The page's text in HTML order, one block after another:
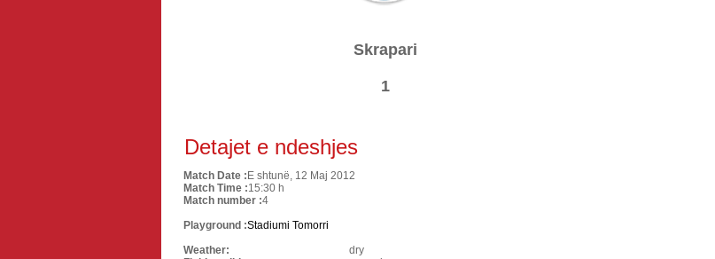
Skrapari
1
Detajet e ndeshjes
Match Date : E shtunë, 12 Maj 2012
Match Time :15:30 h
Match number :4
Playground :Stadiumi Tomorri
Weather:
dry